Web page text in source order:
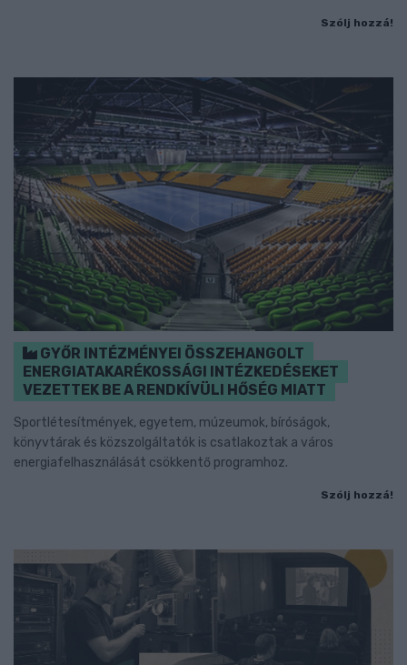
Szólj hozzá!
GYŐR INTÉZMÉNYEI ÖSSZEHANGOLT
ENERGIATAKARÉKOSSÁGI INTÉZKEDÉSEKET
VEZETTEK BE A RENDKÍVÜLI HŐSÉG MIATT
Sportlétesítmények, egyetem, múzeumok, bíróságok,
könyvtárak és közszolgáltatók is csatlakoztak a város
energiafelhasználását csökkentő programhoz.
Szólj hozzá!